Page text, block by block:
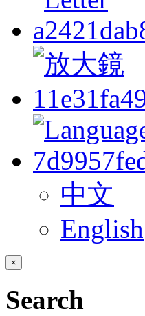
中文
English
×
Search